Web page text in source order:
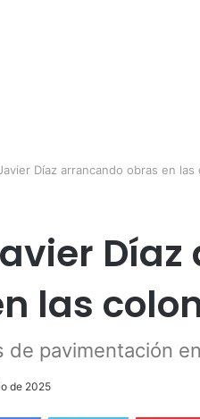
Díaz arrancando obras en las
las
de pavimentación
de 2025